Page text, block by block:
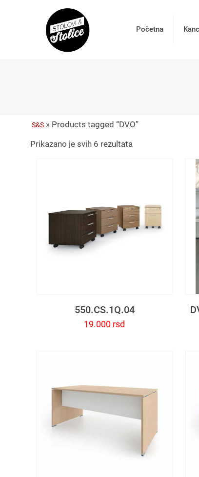
Početna
S&S» Products tagged “DVO”
Prikazano je svih 6 rezultata
550.CS.1Q.04
19.000 rsd